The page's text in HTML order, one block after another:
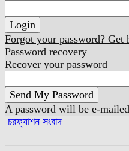
Forgot your password? Get
Password recovery
Recover your password
A password will be e-
চরফ্যাশন সংবাদ